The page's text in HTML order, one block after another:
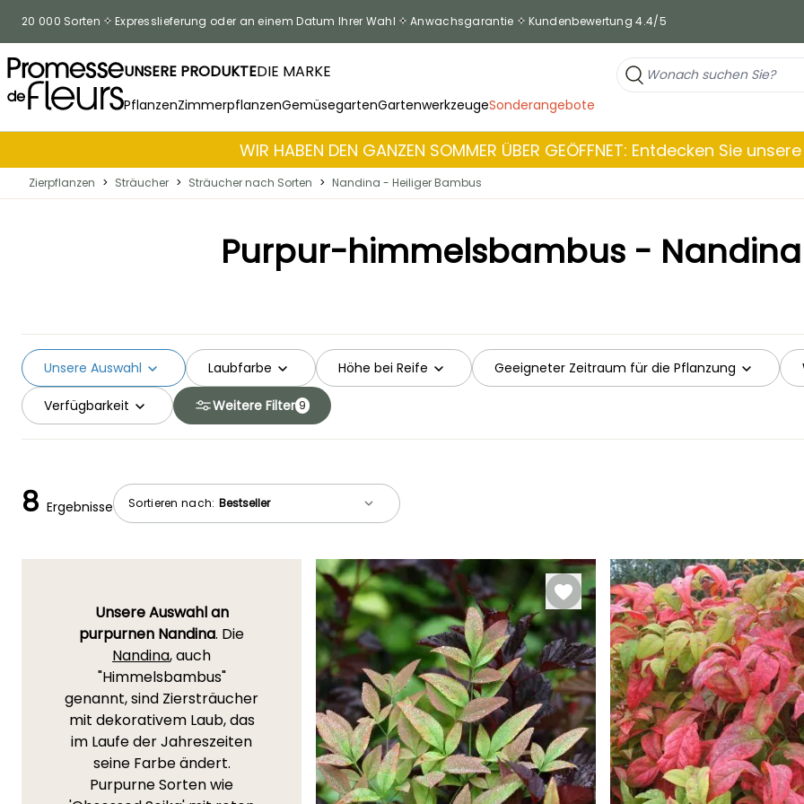
20 000 Sorten Expresslieferung oder an einem Datum Ihrer Wahl Anwachsgarantie Kundenbewertung 4.4/5
UNSERE PRODUKTEDIE MARKE
PflanzenZimmerpflanzenGemüsegartenGartenwerkzeugeSonderangebote
WIR HABEN DEN GANZEN SOMMER ÜBER GEÖFFNET: Entdecken Sie
Zierpflanzen > Sträucher > Sträucher nach Sorten > Nandina - Heiliger Bambus
Purpur-himmelsbambus -
Laubfarbe Höhe bei Reife Geeigneter Zeitraum für die Pflanzung
Unsere Auswahl
Verfügbarkeit Weitere Filter 9
Sortieren nach:
8 Ergebnisse
Unsere Auswahl an
purpurnen Nandina. Die
Nandina, auch
"Himmelsbambus"
genannt, sind Ziersträucher
mit dekorativem Laub, das
im Laufe der Jahreszeiten
seine Farbe ändert.
Purpurne Sorten wie